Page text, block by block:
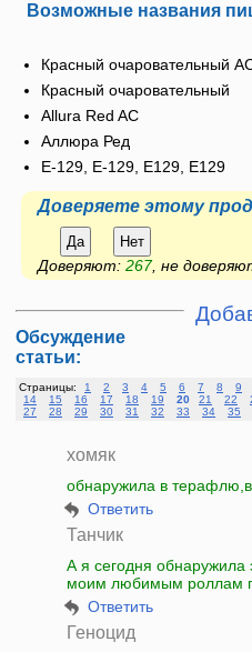
Возможные названия
Красный очаровательный
Красный очаровательный
Allura Red AC
Аллюра Ред
E-129, Е-129, Е129, E129
Доверяете этому
Да Нет
Доверяют: 267, не
Обсуждение
статьи:
Страницы: 1 2 3 4 5 6 7 8 9
14
15 16 17 18 19 20 21 22
27
28 29 30 31 32 33 34 35
хомяк
обнаружила в
Ответить
Танчик
А я сегодня обнаружила
моим любимым роллам
Ответить
Геноцид